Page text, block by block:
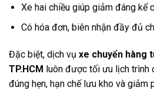
Xe hai chiều giúp giảm đáng kể
Có hóa đơn, biên nhận đầy đủ
Đặc biệt, dịch vụ xe chuyển hàng
TP.HCM luôn được tối ưu lịch trình
đúng hẹn, hạn chế lưu kho và giảm